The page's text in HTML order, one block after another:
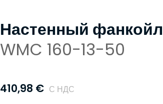
Настенный фанкойл
WMC 160-13-50
410,98 € С НДС